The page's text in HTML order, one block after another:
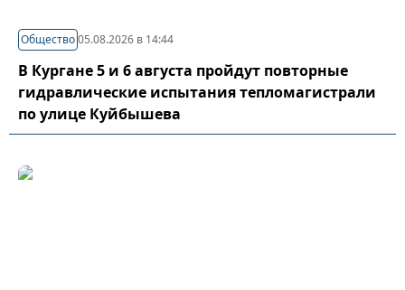
Общество05.08.2026 в 14:44
В Кургане 5 и 6 августа пройдут повторные
гидравлические испытания тепломагистрали
по улице Куйбышева